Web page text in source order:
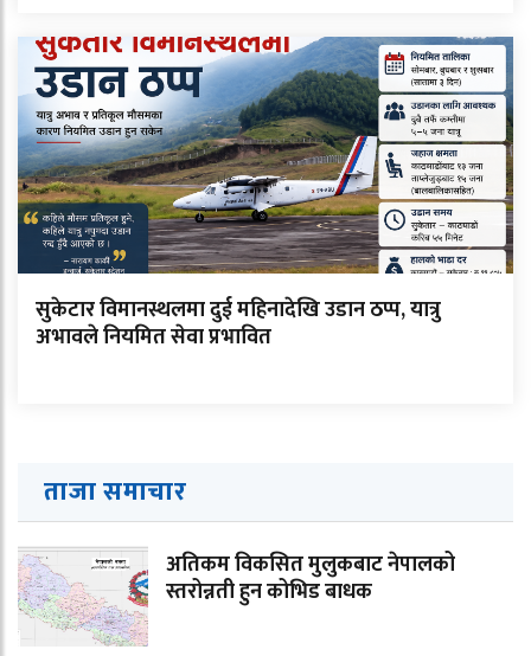
सुकेटार विमानस्थलमा दुई महिनादेखि उडान ठप्प, यात्रु
अभावले नियमित सेवा प्रभावित
ताजा समाचार
अतिकम विकसित मुलुकबाट नेपालको
स्तरोन्नती हुन कोभिड बाधक